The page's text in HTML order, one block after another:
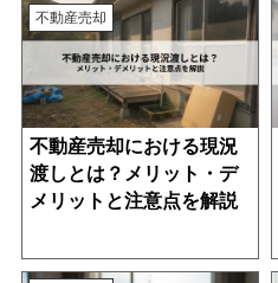
不動産売却
不動産売却における現況
渡しとは？メリット・デ
メリットと注意点を解説